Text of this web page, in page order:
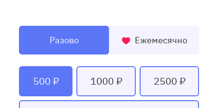
Разово Ежемесячно
500 ₽ 1000 ₽ 2500 ₽